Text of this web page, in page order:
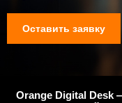
Оставить заявку
Orange Digital Desk